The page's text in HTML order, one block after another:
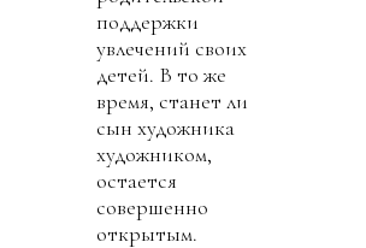
поддержки
увлечений своих
детей. В то же
время, станет ли
сын художника
художником,
остается
совершенно
открытым.